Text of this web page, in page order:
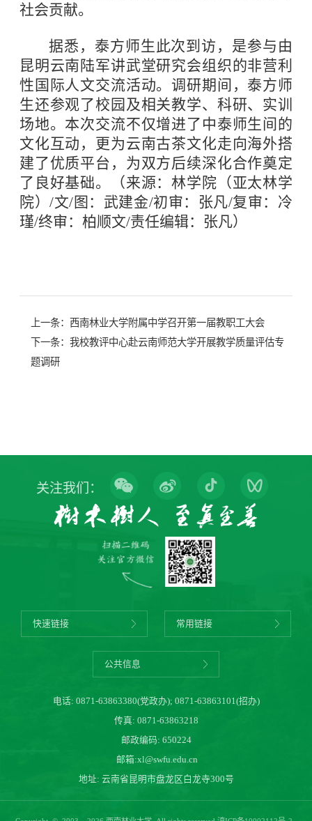
社会贡献。
据悉，泰方师生此次到访，是参与由
昆明云南陆军讲武堂研究会组织的非营利
性国际人文交流活动。调研期间，泰方师
生还参观了校园及相关教学、科研、实训
场地。本次交流不仅增进了中泰师生间的
文化互动，更为云南古茶文化走向海外搭
建了优质平台，为双方后续深化合作奠定
了良好基础。（来源：林学院（亚太林学
院）/文/图：武建金/初审：张凡/复审：冷
瑾/终审：柏顺文/责任编辑：张凡）
上一条： 西南林业大学附属中学召开第一届教职工大会
下一条： 我校教评中心赴云南师范大学开展教学质量评估专
题调研
关注我们：
快速链接 常用链接
公共信息
电话: 0871-63863380(党政办); 0871-63863101(招办)
传真: 0871-63863218
邮政编码: 650224
邮箱:xl@swfu.edu.cn
地址: 云南省昆明市盘龙区白龙寺300号